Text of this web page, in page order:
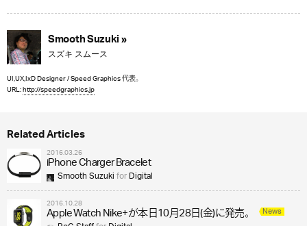
Smooth Suzuki »
スズキ スムース
UI,UX,IxD Designer / Speed Graphics 代表。
URL:http://speedgraphics.jp
Related Articles
2016.03.26
iPhone Charger Bracelet
Smooth SuzukiforDigital
2016.10.28
Apple Watch Nike+が本日10月28日(金)に発売。 News